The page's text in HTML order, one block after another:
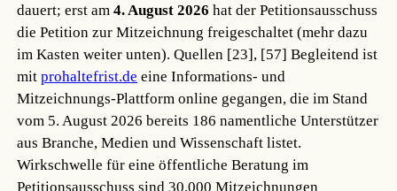
dauert; erst am4. August 2026 hat der Petitionsausschuss
die Petition zur Mitzeichnung freigeschaltet (mehr dazu
im Kasten weiter unten).Quellen [23], [57] Begleitend ist
mitprohaltefrist.de eine Informations- und
Mitzeichnungs-Plattform online gegangen, die im Stand
vom 5. August 2026 bereits 186 namentliche Unterstützer
aus Branche, Medien und Wissenschaft listet.
Wirkschwelle für eine öffentliche Beratung im
Petitionsausschuss sind 30.000 Mitzeichnungen